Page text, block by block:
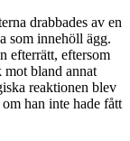
drabbades av en
som innehöll ägg.
efterrätt, eftersom
mot bland annat
reaktionen blev
han inte hade fått